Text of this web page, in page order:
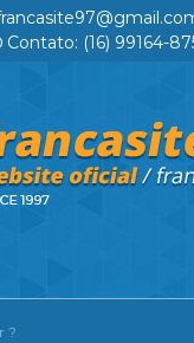
Contato: (16) 99164-